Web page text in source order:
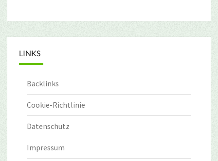
LINKS
Backlinks
Cookie-Richtlinie
Datenschutz
Impressum